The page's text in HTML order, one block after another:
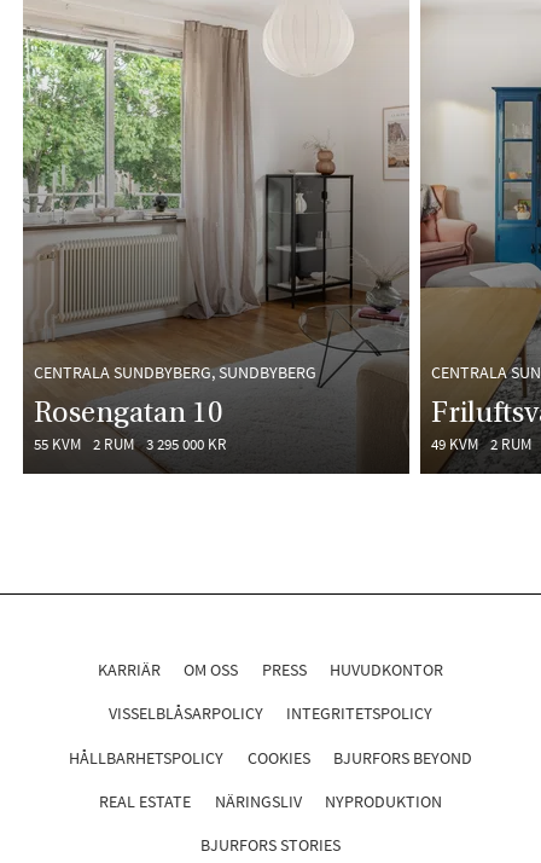
CENTRALA SUNDBYBERG, SUNDBYBERG
Rosengatan 10
55 KVM 2 RUM 3 295 000 KR
CENTRALA
49 KVM 2 RUM
KARRIÄR OM OSS PRESS HUVUDKONTOR
VISSELBLÅSARPOLICY INTEGRITETSPOLICY
HÅLLBARHETSPOLICY COOKIES BJURFORS BEYOND
REAL ESTATE NÄRINGSLIV NYPRODUKTION
BJURFORS STORIES